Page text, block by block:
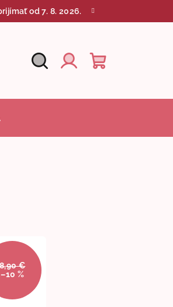
od 7. 8. 2026.
8,90 €
–10 %